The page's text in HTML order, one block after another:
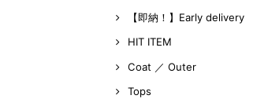
【即納！】Early delivery
HIT ITEM
Coat ／ Outer
Tops